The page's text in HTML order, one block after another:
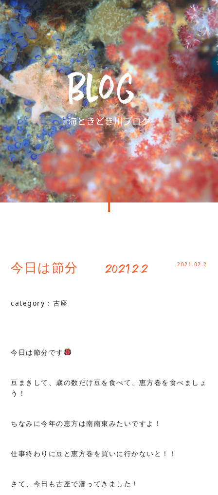
今日は節分 2021.2.2 2021.02.2
category : 古座
今日は節分です
豆まきして、歳の数だけ豆を食べて、恵方巻を食べましょ
う！
ちなみに今年の恵方は南南東みたいですよ！
仕事終わりに豆と恵方巻を買いに行かないと！！
さて、今日も古座で潜ってきました！